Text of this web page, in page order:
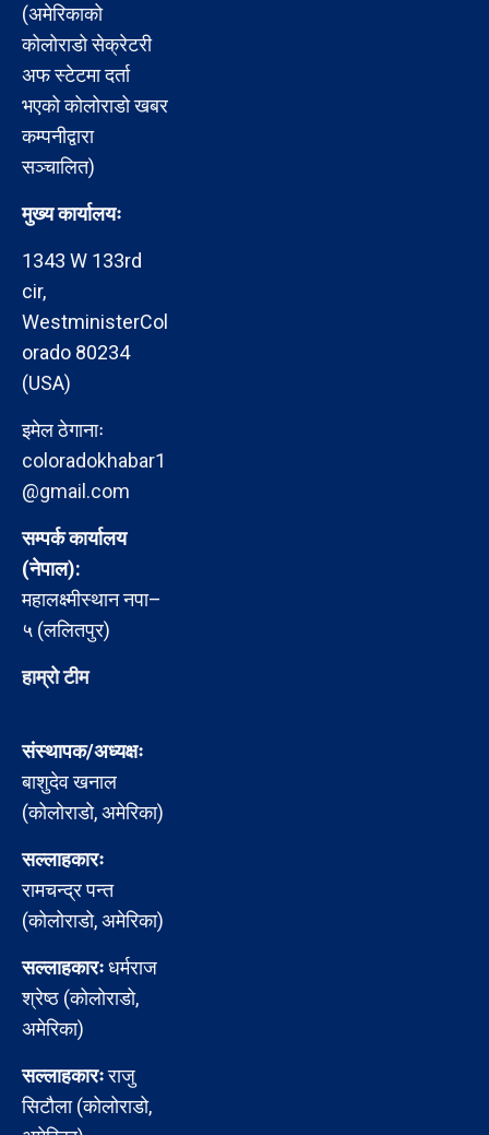
(अमेरिकाको
कोलोराडो सेक्रेटरी
अफ स्टेटमा दर्ता
भएको कोलोराडो खबर
कम्पनीद्वारा
सञ्चालित)
मुख्य कार्यालयः
1343 W 133rd
cir,
WestministerCol
orado 80234
(USA)
इमेल ठेगानाः
coloradokhabar1
@gmail.com
सम्पर्क कार्यालय
(नेपाल):
महालक्ष्मीस्थान नपा–
५ (ललितपुर)
हाम्रो टीम
संस्थापक/अध्यक्षः
बाशुदेव खनाल
(कोलोराडो, अमेरिका)
सल्लाहकारः
रामचन्द्र पन्त
(कोलोराडो, अमेरिका)
सल्लाहकारःधर्मराज
श्रेष्ठ (कोलोराडो,
अमेरिका)
सल्लाहकारःराजु
सिटौला (कोलोराडो,